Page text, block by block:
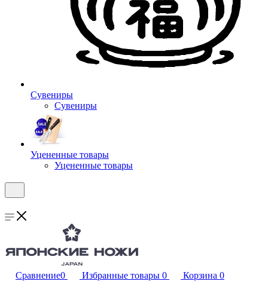
Сувениры
Сувениры
Уцененные товары
Уцененные товары
Сравнение0 Избранные товары 0 Корзина 0